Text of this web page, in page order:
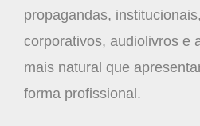
propagandas,
corporativos, audiolivros e
mais natural que
forma profissional.